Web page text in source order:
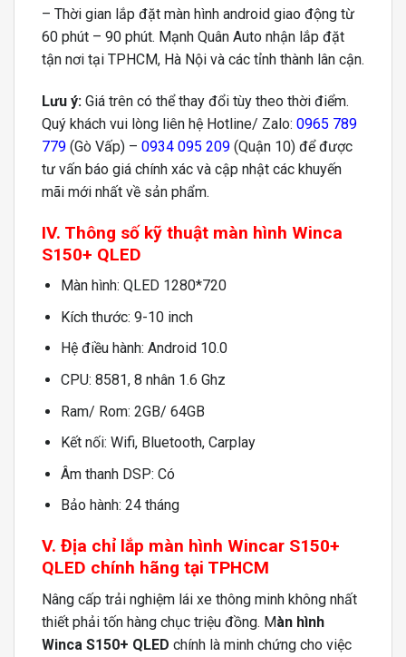
– Thời gian lắp đặt màn hình android giao động từ
60 phút – 90 phút. Mạnh Quân Auto nhận lắp đặt
tận nơi tại TPHCM, Hà Nội và các tỉnh thành lân cận.
Lưu ý: Giá trên có thể thay đổi tùy theo thời điểm.
Quý khách vui lòng liên hệ Hotline/ Zalo: 0965 789
779 (Gò Vấp) – 0934 095 209 (Quận 10) để được
tư vấn báo giá chính xác và cập nhật các khuyến
mãi mới nhất về sản phẩm.
IV. Thông số kỹ thuật màn hình Winca
S150+ QLED
Màn hình: QLED 1280*720
Kích thước: 9-10 inch
Hệ điều hành: Android 10.0
CPU: 8581, 8 nhân 1.6 Ghz
Ram/ Rom: 2GB/ 64GB
Kết nối: Wifi, Bluetooth, Carplay
Âm thanh DSP: Có
Bảo hành: 24 tháng
V. Địa chỉ lắp màn hình Wincar S150+
QLED chính hãng tại TPHCM
Nâng cấp trải nghiệm lái xe thông minh không nhất
thiết phải tốn hàng chục triệu đồng. Màn hình
Winca S150+ QLED chính là minh chứng cho việc